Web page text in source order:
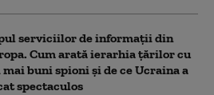
serviciilor de informații din
Cum arată ierarhia țărilor cu
mai buni spioni și de ce Ucraina a
spectaculos